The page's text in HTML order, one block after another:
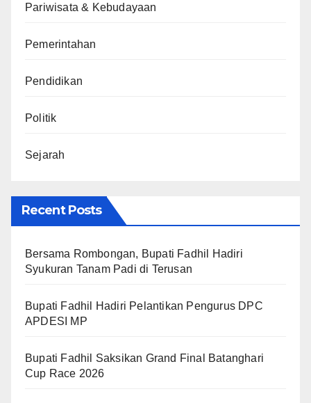
Pariwisata & Kebudayaan
Pemerintahan
Pendidikan
Politik
Sejarah
Recent Posts
Bersama Rombongan, Bupati Fadhil Hadiri
Syukuran Tanam Padi di Terusan
Bupati Fadhil Hadiri Pelantikan Pengurus DPC
APDESI MP
Bupati Fadhil Saksikan Grand Final Batanghari
Cup Race 2026